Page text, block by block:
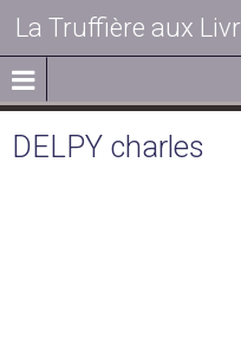
La Truffière aux
DELPY charles